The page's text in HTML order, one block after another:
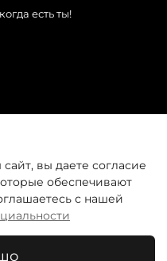
есть ты!
вы даете согласие
обеспечивают
с нашей